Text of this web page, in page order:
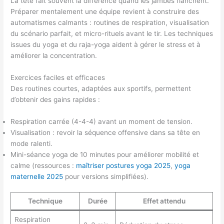
Préparer mentalement une équipe revient à construire des
automatismes calmants : routines de respiration, visualisation
du scénario parfait, et micro-rituels avant le tir. Les techniques
issues du yoga et du raja-yoga aident à gérer le stress et à
améliorer la concentration.
Exercices faciles et efficaces
Des routines courtes, adaptées aux sportifs, permettent
d’obtenir des gains rapides :
Respiration carrée (4-4-4) avant un moment de tension.
Visualisation : revoir la séquence offensive dans sa tête en
mode ralenti.
Mini-séance yoga de 10 minutes pour améliorer mobilité et
calme (ressources : maîtriser postures yoga 2025,yoga
maternelle 2025 pour versions simplifiées).
Technique Durée Effet attendu
Respiration